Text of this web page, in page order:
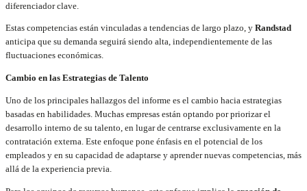
diferenciador clave.
Estas competencias están vinculadas a tendencias de largo plazo, y Randstad
anticipa que su demanda seguirá siendo alta, independientemente de las
fluctuaciones económicas.
Cambio en las Estrategias de Talento
Uno de los principales hallazgos del informe es el cambio hacia estrategias
basadas en habilidades. Muchas empresas están optando por priorizar el
desarrollo interno de su talento, en lugar de centrarse exclusivamente en la
contratación externa. Este enfoque pone énfasis en el potencial de los
empleados y en su capacidad de adaptarse y aprender nuevas competencias, más
allá de la experiencia previa.